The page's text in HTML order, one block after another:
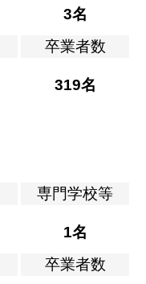
3名
卒業者数
319名
専門学校等
1名
卒業者数